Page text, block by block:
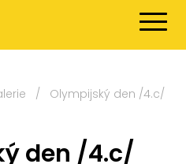
/ Olympijský den /4.c/
den /4.c/